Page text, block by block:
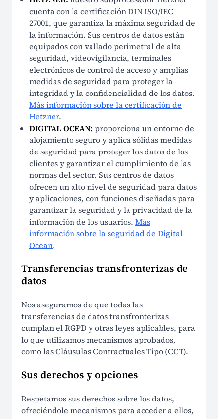
cuenta con la certificación DIN ISO/IEC
27001, que garantiza la máxima seguridad de
la información. Sus centros de datos están
equipados con vallado perimetral de alta
seguridad, videovigilancia, terminales
electrónicos de control de acceso y amplias
medidas de seguridad para proteger la
integridad y la confidencialidad de los datos.
Más información sobre la certificación de
Hetzner.
DIGITAL OCEAN: proporciona un entorno de
alojamiento seguro y aplica sólidas medidas
de seguridad para proteger los datos de los
clientes y garantizar el cumplimiento de las
normas del sector. Sus centros de datos
ofrecen un alto nivel de seguridad para datos
y aplicaciones, con funciones diseñadas para
garantizar la seguridad y la privacidad de la
información de los usuarios. Más
información sobre la seguridad de Digital
Ocean.
Transferencias transfronterizas de
datos
Nos aseguramos de que todas las
transferencias de datos transfronterizas
cumplan el RGPD y otras leyes aplicables, para
lo que utilizamos mecanismos aprobados,
como las Cláusulas Contractuales Tipo (CCT).
Sus derechos y opciones
Respetamos sus derechos sobre los datos,
ofreciéndole mecanismos para acceder a ellos,